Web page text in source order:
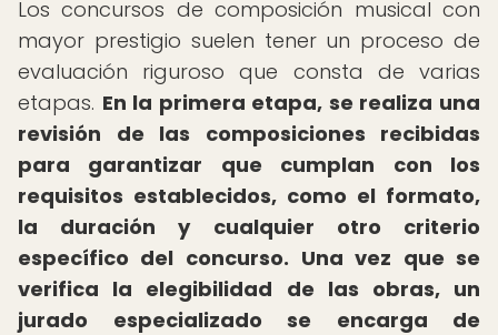
Los concursos de composición musical con
mayor prestigio suelen tener un proceso de
evaluación riguroso que consta de varias
etapas. En la primera etapa, se realiza una
revisión de las composiciones recibidas
para garantizar que cumplan con los
requisitos establecidos, como el formato,
la duración y cualquier otro criterio
específico del concurso. Una vez que se
verifica la elegibilidad de las obras, un
jurado especializado se encarga de